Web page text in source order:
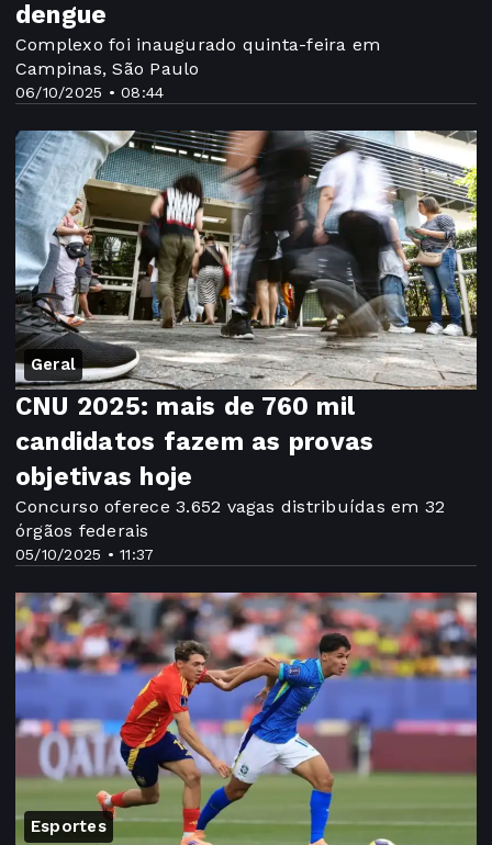
06/10/2025 • 08:44
dengue
Complexo foi inaugurado quinta-feira em
Campinas, São Paulo
Geral
05/10/2025 • 11:37
CNU 2025: mais de 760 mil
candidatos fazem as provas
objetivas hoje
Concurso oferece 3.652 vagas distribuídas em 32
órgãos federais
Esportes